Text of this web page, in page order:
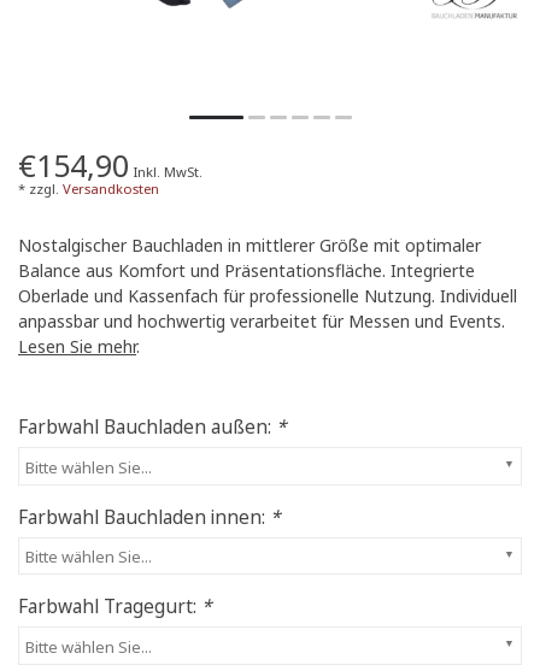
€154,90 Inkl. MwSt.
* zzgl. Versandkosten
Nostalgischer Bauchladen in mittlerer Größe mit optimaler
Balance aus Komfort und Präsentationsfläche. Integrierte
Oberlade und Kassenfach für professionelle Nutzung. Individuell
anpassbar und hochwertig verarbeitet für Messen und Events.
Lesen Sie mehr.
Farbwahl Bauchladen außen: *
Bitte wählen Sie...
Farbwahl Bauchladen innen: *
Bitte wählen Sie...
Farbwahl Tragegurt: *
Bitte wählen Sie...